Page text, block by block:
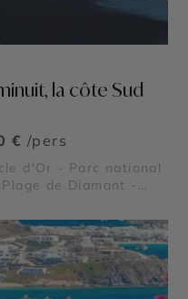
la côte Sud
€ /pers
d'Or - Parc national
de Diamant -